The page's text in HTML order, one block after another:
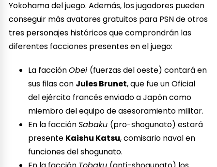
Yokohama del juego. Además, los jugadores pueden
conseguir más avatares gratuitos para PSN de otros
tres personajes históricos que comprondrán las
diferentes facciones presentes en el juego:
La facciónObei (fuerzas del oeste) contará en
sus filas con Jules Brunet, que fue un Oficial
del ejército francés enviado a Japón como
miembro del equipo de asesoramiento militar.
En la facciónSabaku (pro-shogunato) estará
presente Kaishu Katsu, comisario naval en
funciones del shogunato.